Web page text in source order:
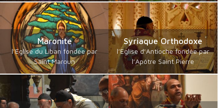
Maronite
l’Eglise du Liban fondée par
Saint Maroun
Syriaque Orthodoxe
l’Eglise d’Antioche fondée par
l’Apôtre Saint Pierre